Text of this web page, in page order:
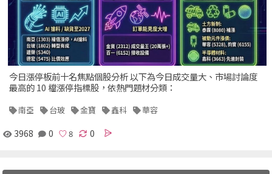
今日漲停板前十名焦點個股分析 以下為今日成交量大、市場討論度
最高的 10 檔漲停指標股，依熱門題材分類：
南亞 台玻 金寶 鑫科 華容
3968 0 0